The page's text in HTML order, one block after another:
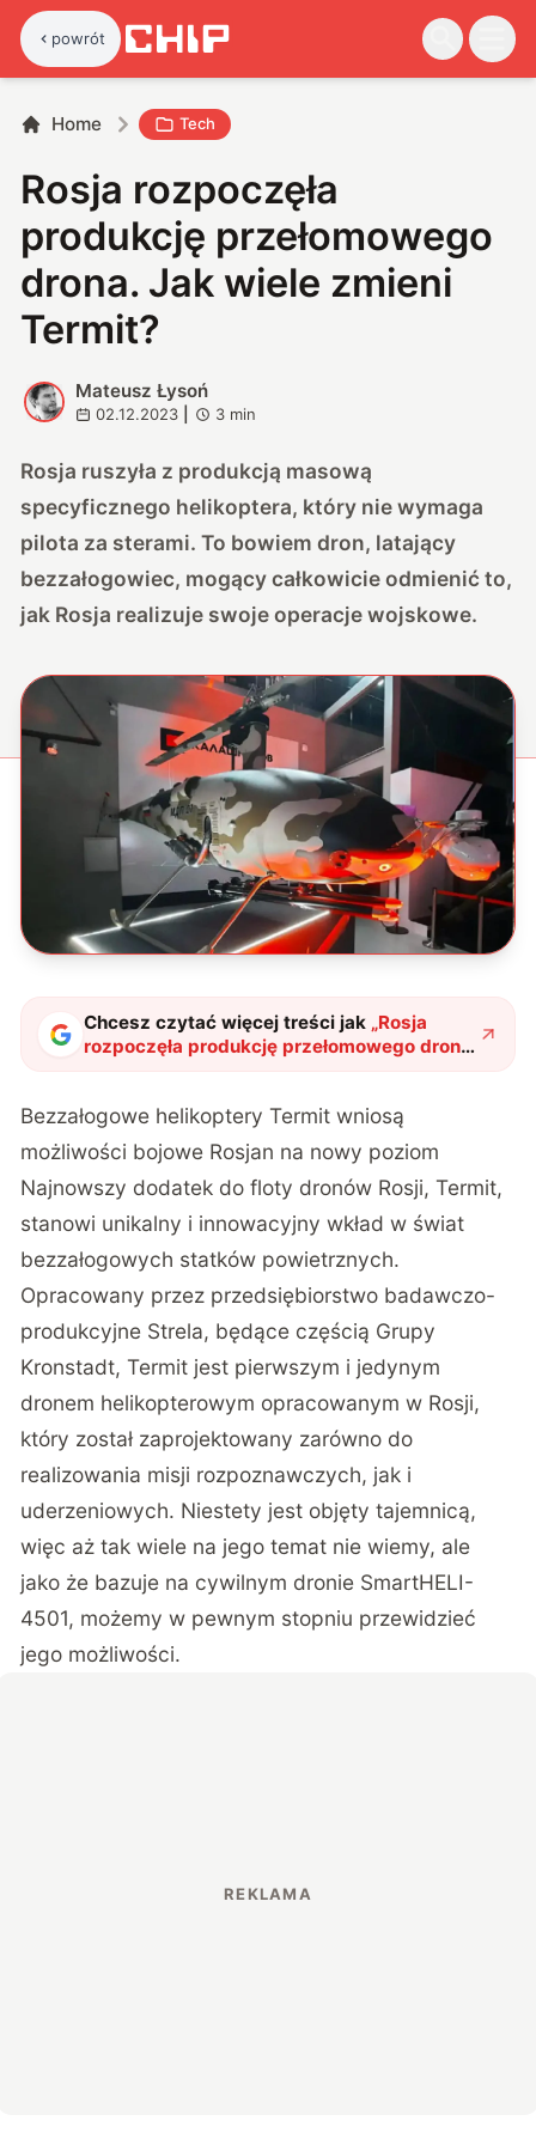
powrót
Home Tech
Rosja rozpoczęła
produkcję przełomowego
drona. Jak wiele zmieni
Termit?
M
Mateusz Łysoń
02.12.2023 3 min
Rosja ruszyła z produkcją masową
specyficznego helikoptera, który nie wymaga
pilota za sterami. To bowiem dron, latający
bezzałogowiec, mogący całkowicie odmienić to,
jak Rosja realizuje swoje operacje wojskowe.
Chcesz czytać więcej treści jak „Rosja
rozpoczęła produkcję przełomowego drona.
Jak wiele zmieni Termit?"?
Bezzałogowe helikoptery Termit wniosą
możliwości bojowe Rosjan na nowy poziom
Najnowszy dodatek do floty dronów Rosji, Termit,
stanowi unikalny i innowacyjny wkład w świat
bezzałogowych statków powietrznych.
Opracowany przez przedsiębiorstwo badawczo-
produkcyjne Strela, będące częścią Grupy
Kronstadt, Termit jest pierwszym i jedynym
dronem helikopterowym opracowanym w Rosji,
który został zaprojektowany zarówno do
realizowania misji rozpoznawczych, jak i
uderzeniowych. Niestety jest objęty tajemnicą,
więc aż tak wiele na jego temat nie wiemy, ale
jako że bazuje na cywilnym dronie SmartHELI-
4501, możemy w pewnym stopniu przewidzieć
jego możliwości.